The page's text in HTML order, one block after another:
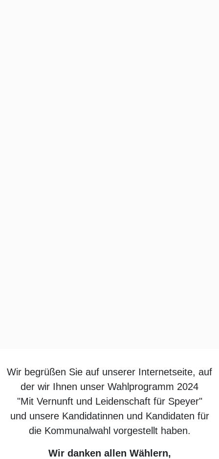
Wir begrüßen Sie auf unserer Internetseite, auf
der wir Ihnen unser Wahlprogramm 2024
"Mit Vernunft und Leidenschaft für Speyer"
und unsere Kandidatinnen und Kandidaten für
die Kommunalwahl vorgestellt haben.
Wir danken allen Wählern,